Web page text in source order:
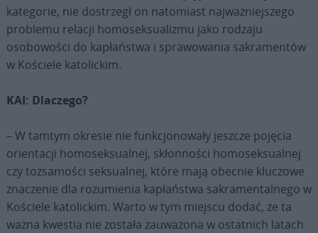
kategorie, nie dostrzegł on natomiast najważniejszego
problemu relacji homoseksualizmu jako rodzaju
osobowości do kapłaństwa i sprawowania sakramentów
w Kościele katolickim.
KAI: Dlaczego?
– W tamtym okresie nie funkcjonowały jeszcze pojęcia
orientacji homoseksualnej, skłonności homoseksualnej
czy tożsamości seksualnej, które mają obecnie kluczowe
znaczenie dla rozumienia kapłaństwa sakramentalnego w
Kościele katolickim. Warto w tym miejscu dodać, że ta
ważna kwestia nie została zauważona w ostatnich latach